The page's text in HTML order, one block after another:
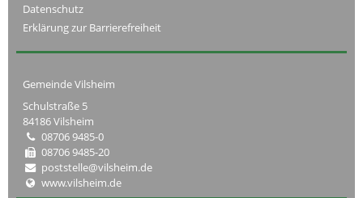
Datenschutz
Erklärung zur Barrierefreiheit
Gemeinde Vilsheim
Schulstraße 5
84186 Vilsheim
08706 9485-0
08706 9485-20
poststelle@vilsheim.de
www.vilsheim.de